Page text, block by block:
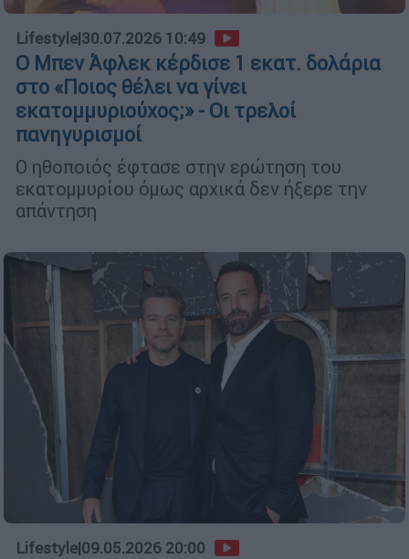
Lifestyle|30.07.2026 10:49
Ο Μπεν Άφλεκ κέρδισε 1 εκατ. δολάρια
στο «Ποιος θέλει να γίνει
εκατομμυριούχος;» - Οι τρελοί
πανηγυρισμοί
Ο ηθοποιός έφτασε στην ερώτηση του
εκατομμυρίου όμως αρχικά δεν ήξερε την
απάντηση
Lifestyle|09.05.2026 20:00